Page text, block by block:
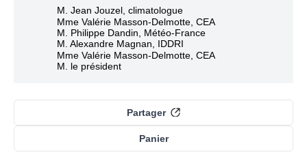
M. Jean Jouzel, climatologue
Mme Valérie Masson-Delmotte, CEA
M. Philippe Dandin, Météo-France
M. Alexandre Magnan, IDDRI
Mme Valérie Masson-Delmotte, CEA
M. le président
Panier
Partager